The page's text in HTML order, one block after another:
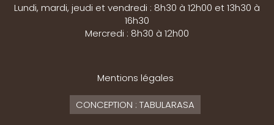
Lundi, mardi, jeudi et vendredi : 8h30 à 12h00 et 13h30 à
16h30
Mercredi : 8h30 à 12h00
Mentions légales
CONCEPTION : TABULARASA